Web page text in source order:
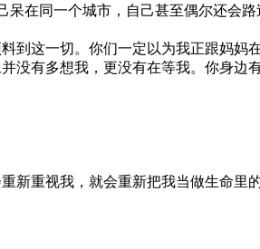
同一个城市，自己甚至偶尔还会路
这一切。你们一定以为我正跟妈妈
有多想我，更没有在等我。你身边
重视我，就会重新把我当做生命里